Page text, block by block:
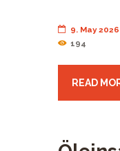
9. May 2026
194
READ